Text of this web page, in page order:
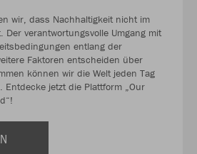
wir, dass Nachhaltigkeit nicht im
Der verantwortungsvolle Umgang mit
entlang der
Faktoren entscheiden über
können wir die Welt jeden Tag
Entdecke jetzt die Plattform „Our